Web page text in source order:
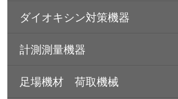
ダイオキシン対策機器
計測測量機器
足場機材 荷取機械